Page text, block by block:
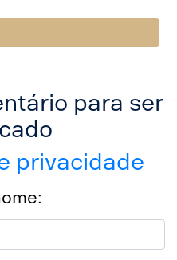
para ser
privacidade